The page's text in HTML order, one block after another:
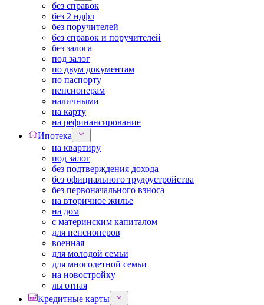
без справок
без 2 ндфл
без поручителей
без справок и поручителей
без залога
под залог
по двум документам
по паспорту
пенсионерам
наличными
на карту
на рефинансирование
Ипотека
на квартиру
под залог
без подтверждения дохода
без официального трудоустройства
без первоначального взноса
на вторичное жилье
на дом
с материнским капиталом
для пенсионеров
военная
для молодой семьи
для многодетной семьи
на новостройку
льготная
Кредитные карты